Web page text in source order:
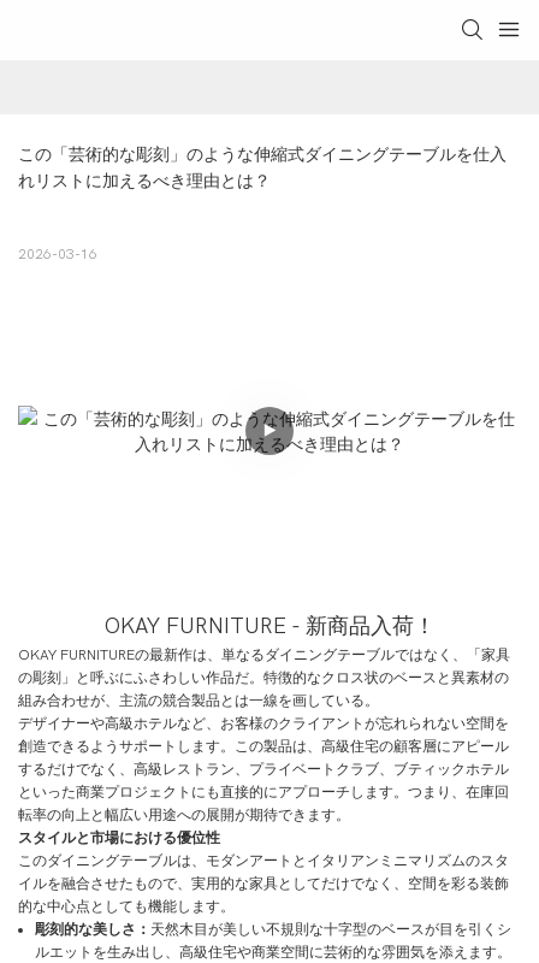
この「芸術的な彫刻」のような伸縮式ダイニングテーブルを仕入
れリストに加えるべき理由とは？
2026-03-16
OKAY FURNITURE - 新商品入荷！
OKAY FURNITUREの最新作は、単なるダイニングテーブルではなく、「家具
の彫刻」と呼ぶにふさわしい作品だ。特徴的なクロス状のベースと異素材の
組み合わせが、主流の競合製品とは一線を画している。
デザイナーや高級ホテルなど、お客様のクライアントが忘れられない空間を
創造できるようサポートします。この製品は、高級住宅の顧客層にアピール
するだけでなく、高級レストラン、プライベートクラブ、ブティックホテル
といった商業プロジェクトにも直接的にアプローチします。つまり、在庫回
転率の向上と幅広い用途への展開が期待できます。
スタイルと市場における優位性
このダイニングテーブルは、モダンアートとイタリアンミニマリズムのスタ
イルを融合させたもので、実用的な家具としてだけでなく、空間を彩る装飾
的な中心点としても機能します。
彫刻的な美しさ： 天然木目が美しい不規則な十字型のベースが目を引くシ
ルエットを生み出し、高級住宅や商業空間に芸術的な雰囲気を添えます。